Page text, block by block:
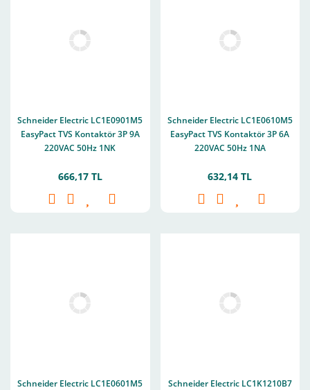
Schneider Electric LC1E0901M5
EasyPact TVS Kontaktör 3P 9A
220VAC 50Hz 1NK
666,17 TL
Schneider Electric LC1E0610M5
EasyPact TVS Kontaktör 3P 6A
220VAC 50Hz 1NA
632,14 TL
Schneider Electric LC1E0601M5
Schneider Electric LC1K1210B7